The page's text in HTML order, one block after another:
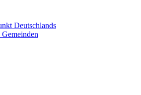
Deutschlands